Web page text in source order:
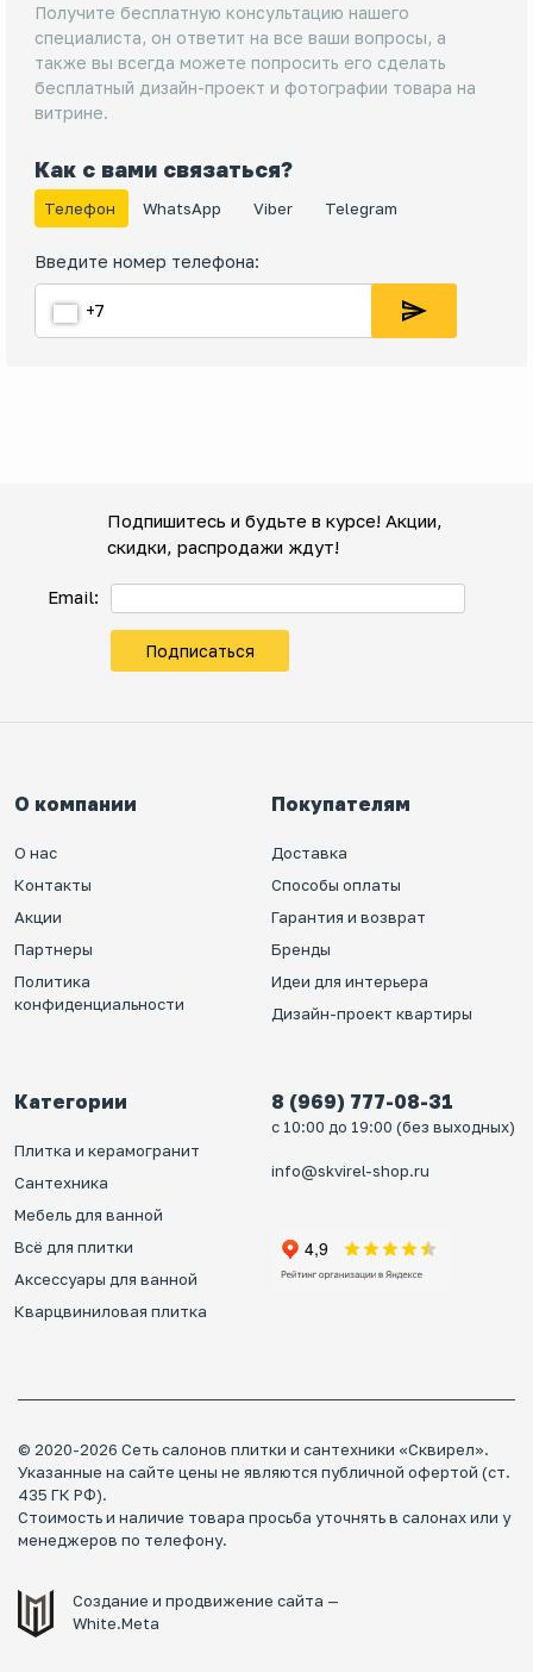
Получите бесплатную консультацию нашего
специалиста, он ответит на все ваши вопросы, а
также вы всегда можете попросить его сделать
бесплатный дизайн-проект и фотографии товара на
витрине.
Как с вами связаться?
Телефон WhatsApp Viber Telegram
Введите номер телефона:
Подпишитесь и будьте в курсе! Акции,
скидки, распродажи ждут!
Email:
Подписаться
О компании
О нас
Контакты
Акции
Партнеры
Политика
конфиденциальности
Покупателям
Доставка
Способы оплаты
Гарантия и возврат
Бренды
Идеи для интерьера
Дизайн-проект квартиры
Категории
Плитка и керамогранит
Сантехника
Мебель для ванной
Всё для плитки
Аксессуары для ванной
Кварцвиниловая плитка
8 (969) 777-08-31
с 10:00 до 19:00 (без выходных)
info@skvirel-shop.ru
© 2020-2026 Сеть салонов плитки и сантехники «Сквирел».
Указанные на сайте цены не являются публичной офертой (ст.
435 ГК РФ).
Стоимость и наличие товара просьба уточнять в салонах или у
менеджеров по телефону.
Создание и продвижение сайта —
White.Meta